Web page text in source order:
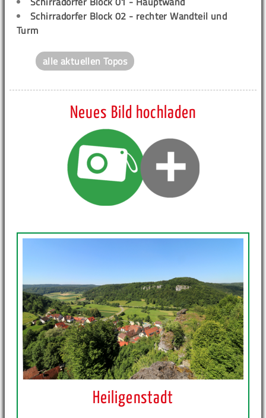
Schirradorfer Block 02 - rechter Wandteil und
Turm
alle aktuellen Topos
Neues Bild hochladen
Heiligenstadt